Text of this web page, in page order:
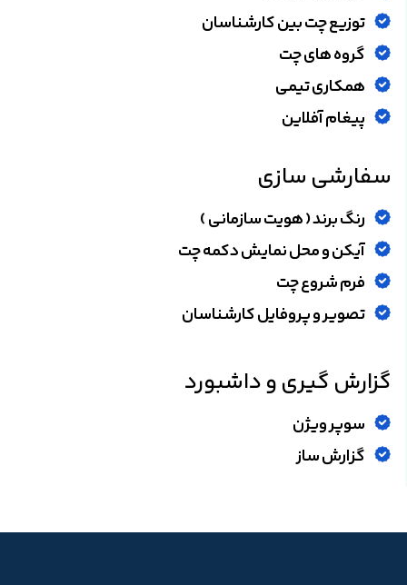
توزیع چت بین کارشناسان
گروه های چت
همکاری تیمی
پیغام آفلاین
سفارشی سازی
رنگ برند ( هویت سازمانی )
آیکن و محل نمایش دکمه چت
فرم شروع چت
تصویر و پروفایل کارشناسان
گزارش گیری و داشبورد
سوپر ویژن
گزارش ساز